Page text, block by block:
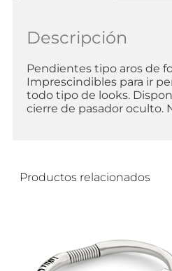
Descripción
Pendientes tipo aros de
Imprescindibles para ir
todo tipo de looks.
cierre de pasador oculto.
Productos relacionados